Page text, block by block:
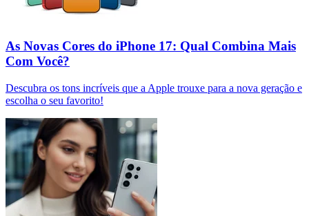
As Novas Cores do iPhone 17: Qual Combina Mais
Com Você?
Descubra os tons incríveis que a Apple trouxe para a nova geração e
escolha o seu favorito!